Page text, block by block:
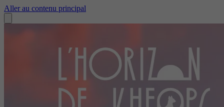
Aller au contenu principal